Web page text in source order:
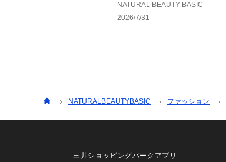
NATURAL BEAUTY BASIC
2026/7/31
NATURALBEAUTYBASIC ファッション
三井ショッピングパークアプリ